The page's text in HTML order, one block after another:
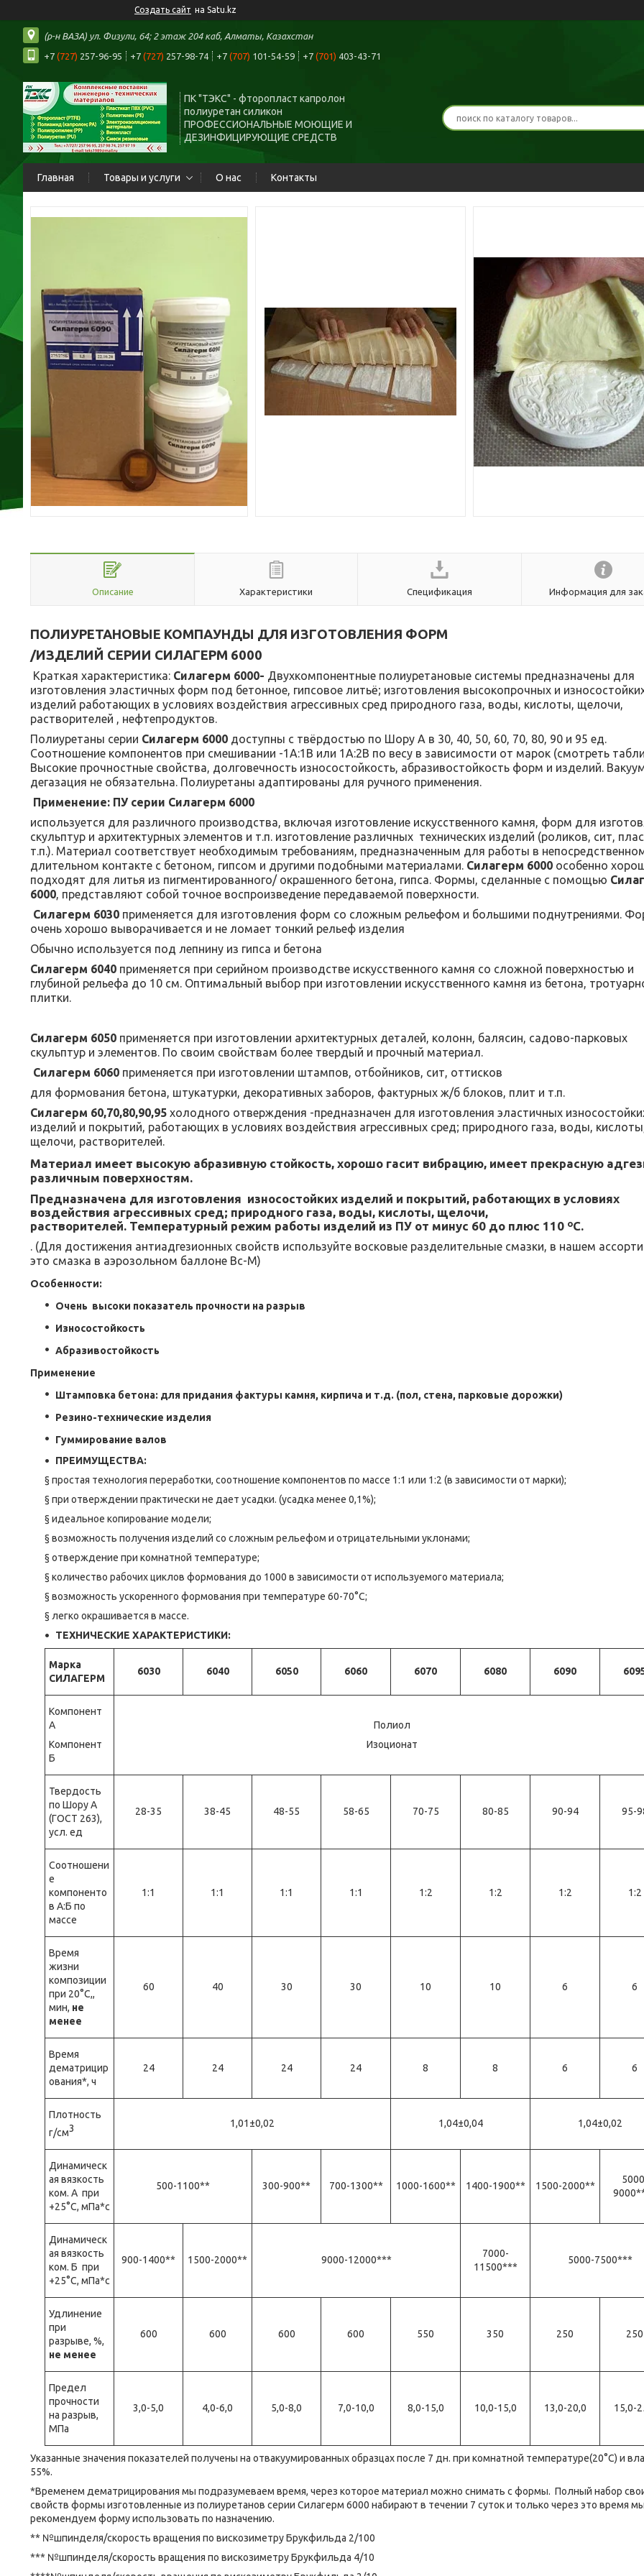
Создать сайт на Satu.kz
(р-н ВАЗА) ул. Физули, 64; 2 этаж 204 каб, Алматы, Казахстан
+7 (727) 257-96-95 +7 (727) 257-98-74 +7 (707) 101-54-59 +7 (701) 403-43-71
ПК "ТЭКС" - фторопласт капролон
полиуретан силикон
ПРОФЕССИОНАЛЬНЫЕ МОЮЩИЕ И
ДЕЗИНФИЦИРУЮЩИЕ СРЕДСТВ
Главная Товары и услуги О нас Контакты
Описание Характеристики Спецификация Информация для
ПОЛИУРЕТАНОВЫЕ КОМПАУНДЫ ДЛЯ ИЗГОТОВЛЕНИЯ ФОРМ
/ИЗДЕЛИЙ СЕРИИ СИЛАГЕРМ 6000
Краткая характеристика: Силагерм 6000- Двухкомпонентные полиуретановые системы предназначены для
изготовления эластичных форм под бетонное, гипсовое литьё; изготовления высокопрочных и
изделий работающих в условиях воздействия агрессивных сред природного газа, воды, кислоты, щелочи,
растворителей , нефтепродуктов.
Полиуретаны серии Силагерм 6000 доступны с твёрдостью по Шору А в 30, 40, 50, 60, 70, 80, 90 и 95 ед.
Соотношение компонентов при смешивании -1А:1В или 1А:2В по весу в зависимости от марок (смотреть
Высокие прочностные свойства, долговечность износостойкость, абразивостойкость форм и изделий.
дегазация не обязательна. Полиуретаны адаптированы для ручного применения.
Применение: ПУ серии Силагерм 6000
используется для различного производства, включая изготовление искусственного камня, форм для
скульптур и архитектурных элементов и т.п. изготовление различных технических изделий (роликов, сит,
т.п.). Материал соответствует необходимым требованиям, предназначенным для работы в
длительном контакте с бетоном, гипсом и другими подобными материалами. Силагерм 6000 особенно
подходят для литья из пигментированного/ окрашенного бетона, гипса. Формы, сделанные с помощью
6000, представляют собой точное воспроизведение передаваемой поверхности.
Силагерм 6030 применяется для изготовления форм со сложным рельефом и большими поднутрениями.
очень хорошо выворачивается и не ломает тонкий рельеф изделия
Обычно используется под лепнину из гипса и бетона
Силагерм 6040 применяется при серийном производстве искусственного камня со сложной поверхностью и
глубиной рельефа до 10 см. Оптимальный выбор при изготовлении искусственного камня из бетона,
плитки.
Силагерм 6050 применяется при изготовлении архитектурных деталей, колонн, балясин, садово-парковых
скульптур и элементов. По своим свойствам более твердый и прочный материал.
Силагерм 6060 применяется при изготовлении штампов, отбойников, сит, оттисков
для формования бетона, штукатурки, декоративных заборов, фактурных ж/б блоков, плит и т.п.
Силагерм 60,70,80,90,95 холодного отверждения -предназначен для изготовления эластичных
изделий и покрытий, работающих в условиях воздействия агрессивных сред; природного газа, воды,
щелочи, растворителей.
Материал имеет высокую абразивную стойкость, хорошо гасит вибрацию, имеет прекрасную
различным поверхностям.
Предназначена для изготовления износостойких изделий и покрытий, работающих в условиях
воздействия агрессивных сред; природного газа, воды, кислоты, щелочи,
растворителей. Температурный режим работы изделий из ПУ от минус 60 до плюс 110 ºС.
. (Для достижения антиадгезионных свойств используйте восковые разделительные смазки, в нашем
это смазка в аэрозольном баллоне Вс-М)
Особенности:
Очень высоки показатель прочности на разрыв
Износостойкость
Абразивостойкость
Применение
Штамповка бетона: для придания фактуры камня, кирпича и т.д. (пол, стена, парковые дорожки)
Резино-технические изделия
Гуммирование валов
ПРЕИМУЩЕСТВА:
§ простая технология переработки, соотношение компонентов по массе 1:1 или 1:2 (в зависимости от марки);
§ при отверждении практически не дает усадки. (усадка менее 0,1%);
§ идеальное копирование модели;
§ возможность получения изделий со сложным рельефом и отрицательными уклонами;
§ отверждение при комнатной температуре;
§ количество рабочих циклов формования до 1000 в зависимости от используемого материала;
§ возможность ускоренного формования при температуре 60-70°С;
§ легко окрашивается в массе.
ТЕХНИЧЕСКИЕ ХАРАКТЕРИСТИКИ:
Марка
СИЛАГЕРМ
6030 6040 6050 6060 6070 6080 6090
Компонент
А
Компонент
Б
Полиол
Изоционат
Твердость
по Шору А
(ГОСТ 263),
усл. ед
28-35 38-45 48-55 58-65 70-75 80-85 90-94 95-
Соотношени
е
компоненто
в А:Б по
массе
1:1 1:1 1:1 1:1 1:2 1:2 1:2 1:2
Время
жизни
композиции
при 20°C,,
мин, не
менее
60 40 30 30 10 10 6 6
Время
дематрицир
ования*, ч
24 24 24 24 8 8 6 6
Плотность
г/см3 1,01±0,02 1,04±0,04 1,04±0,02
Динамическ
ая вязкость
ком. А при
+25°C, мПа*с
500-1100** 300-900** 700-1300** 1000-1600** 1400-1900** 1500-2000**
Динамическ
ая вязкость
ком. Б при
+25°C, мПа*с
900-1400** 1500-2000** 9000-12000***
7000-
11500***
5000-7500***
Удлинение
при
разрыве, %,
не менее
600 600 600 600 550 350 250 250
Предел
прочности
на разрыв,
МПа
3,0-5,0 4,0-6,0 5,0-8,0 7,0-10,0 8,0-15,0 10,0-15,0 13,0-20,0 15,0-
Указанные значения показателей получены на отвакуумированных образцах после 7 дн. при комнатной температуре(20°C) и
55%.
*Временем дематрицирования мы подразумеваем время, через которое материал можно снимать с формы. Полный набор
свойств формы изготовленные из полиуретанов серии Силагерм 6000 набирают в течении 7 суток и только через это время
рекомендуем форму использовать по назначению.
** №шпинделя/скорость вращения по вискозиметру Брукфильда 2/100
*** №шпинделя/скорость вращения по вискозиметру Брукфильда 4/10